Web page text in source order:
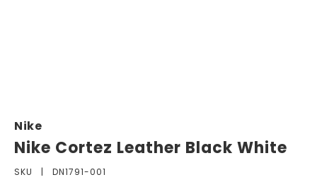
Nike
Nike Cortez Leather Black White
SKU | DN1791-001